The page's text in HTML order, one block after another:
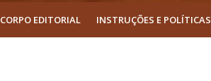
CORPO EDITORIAL INSTRUÇÕES E POLÍTICAS